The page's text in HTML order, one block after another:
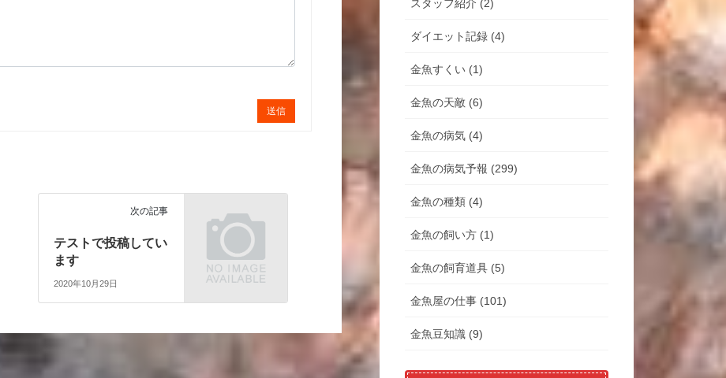
送信
次の記事
テストで投稿してい
ます
2020年10月29日
スタッフ紹介 (2)
ダイエット記録 (4)
金魚すくい (1)
金魚の天敵 (6)
金魚の病気 (4)
金魚の病気予報 (299)
金魚の種類 (4)
金魚の飼い方 (1)
金魚の飼育道具 (5)
金魚屋の仕事 (101)
金魚豆知識 (9)